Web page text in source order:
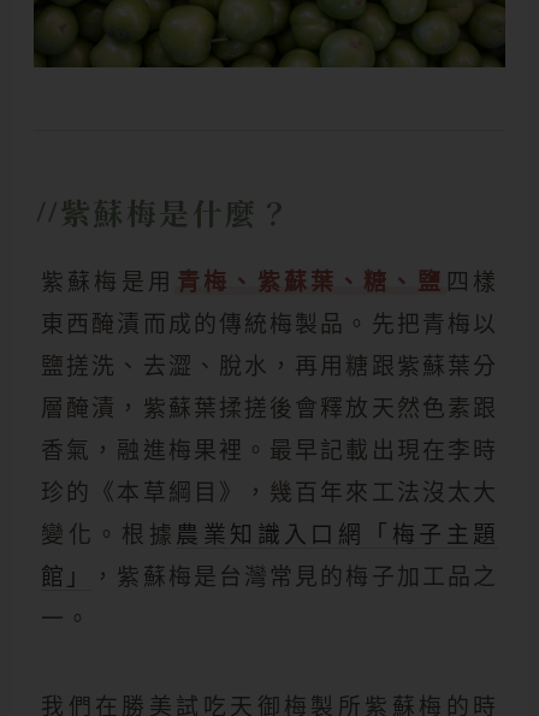
紫蘇梅是什麼？
紫蘇梅是用 青梅、紫蘇葉、糖、鹽 四樣
東西醃漬而成的傳統梅製品。先把青梅以
鹽搓洗、去澀、脫水，再用糖跟紫蘇葉分
層醃漬，紫蘇葉揉搓後會釋放天然色素跟
香氣，融進梅果裡。最早記載出現在李時
珍的《本草綱目》，幾百年來工法沒太大
變化。根據 農業知識入口網「梅子主題
館」
，紫蘇梅是台灣常見的梅子加工品之
一。
我們在勝美試吃天御梅製所紫蘇梅的時